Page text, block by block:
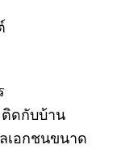
ติดกับบ้าน
เอกชนขนาด